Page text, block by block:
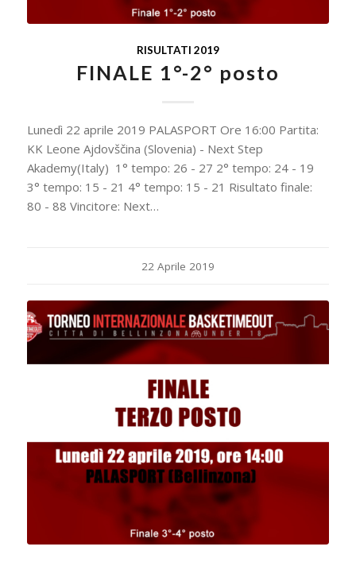
RISULTATI 2019
FINALE 1°-2° posto
Lunedì 22 aprile 2019 PALASPORT Ore 16:00 Partita:
KK Leone Ajdovščina (Slovenia) - Next Step
Akademy(Italy) 1° tempo: 26 - 27 2° tempo: 24 - 19
3° tempo: 15 - 21 4° tempo: 15 - 21 Risultato finale:
80 - 88 Vincitore: Next…
22 Aprile 2019